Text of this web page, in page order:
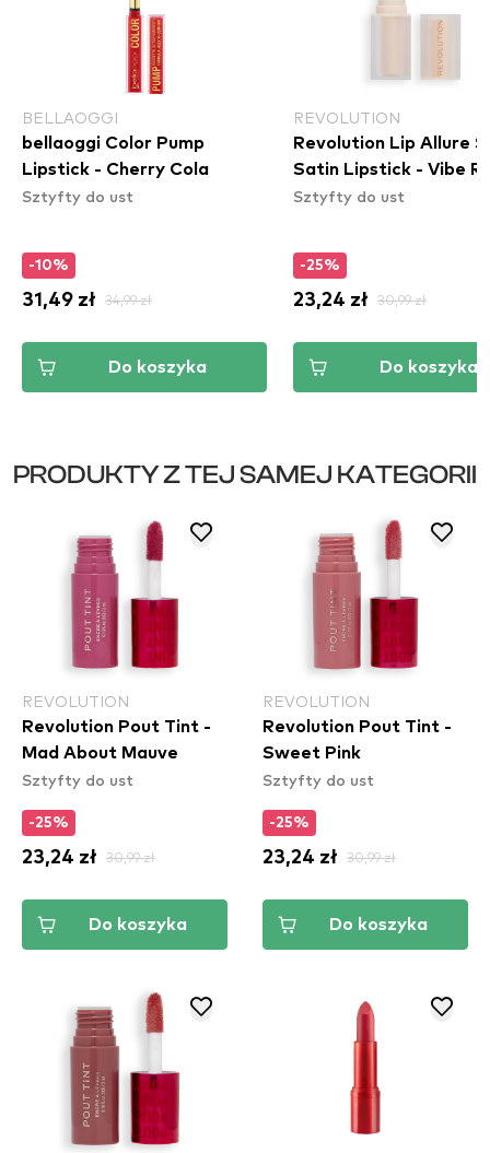
BELLAOGGI
bellaoggi Color Pump
Lipstick - Cherry Cola
Sztyfty do ust
-10%
31,49 zł 34,99 zł
Do koszyka
REVOLUTION
Revolution Lip Allure
Satin Lipstick - Vibe
Sztyfty do ust
-25%
23,24 zł 30,99 zł
Do koszyka
PRODUKTY Z TEJ SAMEJ KATEGORII
REVOLUTION
Revolution Pout Tint -
Mad About Mauve
Sztyfty do ust
-25%
23,24 zł 30,99 zł
Do koszyka
REVOLUTION
Revolution Pout Tint -
Sweet Pink
Sztyfty do ust
-25%
23,24 zł 30,99 zł
Do koszyka